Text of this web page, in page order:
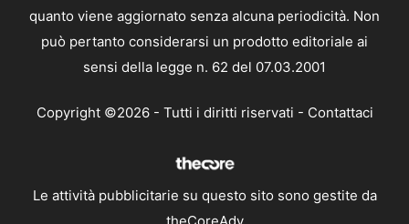
quanto viene aggiornato senza alcuna periodicità. Non
può pertanto considerarsi un prodotto editoriale ai
sensi della legge n. 62 del 07.03.2001
Copyright ©2026 - Tutti i diritti riservati - Contattaci
Le attività pubblicitarie su questo sito sono gestite da